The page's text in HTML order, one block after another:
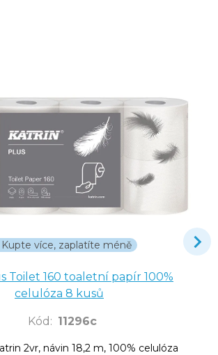
Kupte více, zaplatíte méně
Toilet 160 toaletní papír 100%
celulóza 8 kusů
Kód : 11296c
Toaletní papír Katrin 2vr, návin 18,2 m, 100% celulóza